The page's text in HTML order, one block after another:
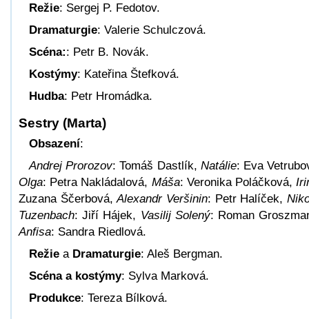
Režie: Sergej P. Fedotov.
Dramaturgie: Valerie Schulczová.
Scéna:: Petr B. Novák.
Kostýmy: Kateřina Štefková.
Hudba: Petr Hromádka.
Sestry (Marta)
Obsazení:
Andrej Prorozov: Tomáš Dastlík, Natálie: Eva
Olga: Petra Nakládalová, Máša: Veronika Poláčková,
Zuzana Ščerbová,Alexandr Veršinin: Petr Halíček,
Tuzenbach: Jiří Hájek, Vasilij Solený: Roman
Anfisa: Sandra Riedlová.
Režie a Dramaturgie: Aleš Bergman.
Scéna a kostýmy: Sylva Marková.
Produkce: Tereza Bílková.